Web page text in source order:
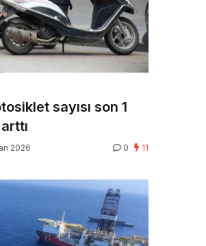
sayısı son 1
2026 0 11